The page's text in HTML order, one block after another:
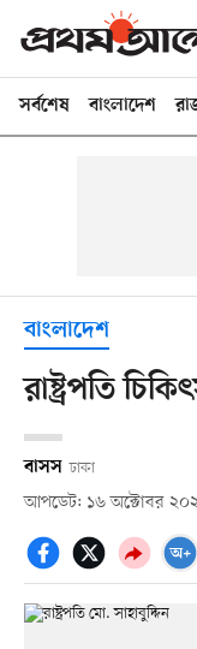
সর্বশেষ বাংলাদেশ
বাংলাদেশ
রাষ্ট্রপতি
বাসস ঢাকা
আপডেট: ১৬ অক্টোবর